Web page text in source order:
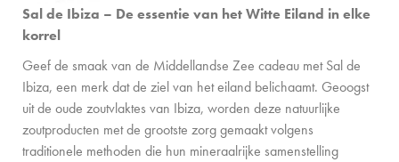
DUURZAAMHEID
BOEKINGSVOORWAARDEN
CONTACT
Sal de Ibiza – De essentie van het Witte Eiland in elke
korrel
Geef de smaak van de Middellandse Zee cadeau met Sal de
Ibiza, een merk dat de ziel van het eiland belichaamt. Geoogst
uit de oude zoutvlaktes van Ibiza, worden deze natuurlijke
zoutproducten met de grootste zorg gemaakt volgens
traditionele methoden die hun mineraalrijke samenstelling